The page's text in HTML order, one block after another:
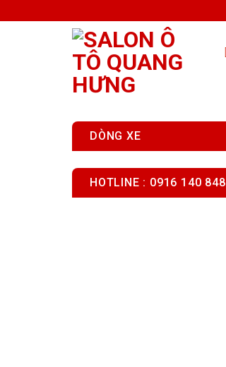
to
DÒNG XE
HOTLINE : 0916 140 848